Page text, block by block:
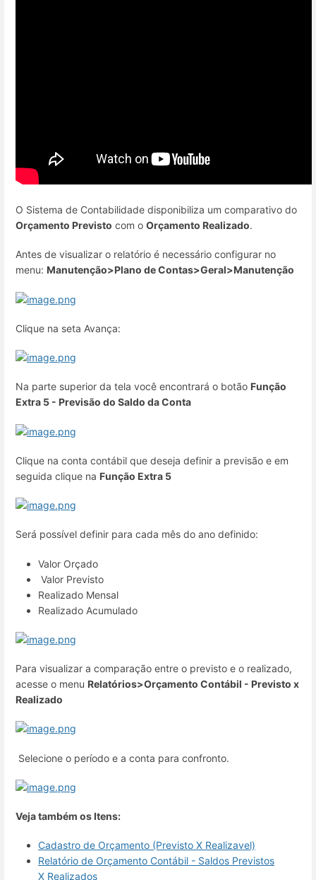
O Sistema de Contabilidade disponibiliza um comparativo do
Orçamento Previsto com o Orçamento Realizado.
Antes de visualizar o relatório é necessário configurar no
menu: Manutenção>Plano de Contas>Geral>Manutenção
Clique na seta Avança:
Na parte superior da tela você encontrará o botão Função
Extra 5 - Previsão do Saldo da Conta
Clique na conta contábil que deseja definir a previsão e em
seguida clique na Função Extra 5
Será possível definir para cada mês do ano definido:
Valor Orçado
Valor Previsto
Realizado Mensal
Realizado Acumulado
Para visualizar a comparação entre o previsto e o realizado,
acesse o menu Relatórios>Orçamento Contábil - Previsto x
Realizado
Selecione o período e a conta para confronto.
Veja também os Itens:
Cadastro de Orçamento (Previsto X Realizavel)
Relatório de Orçamento Contábil - Saldos Previstos
X Realizados